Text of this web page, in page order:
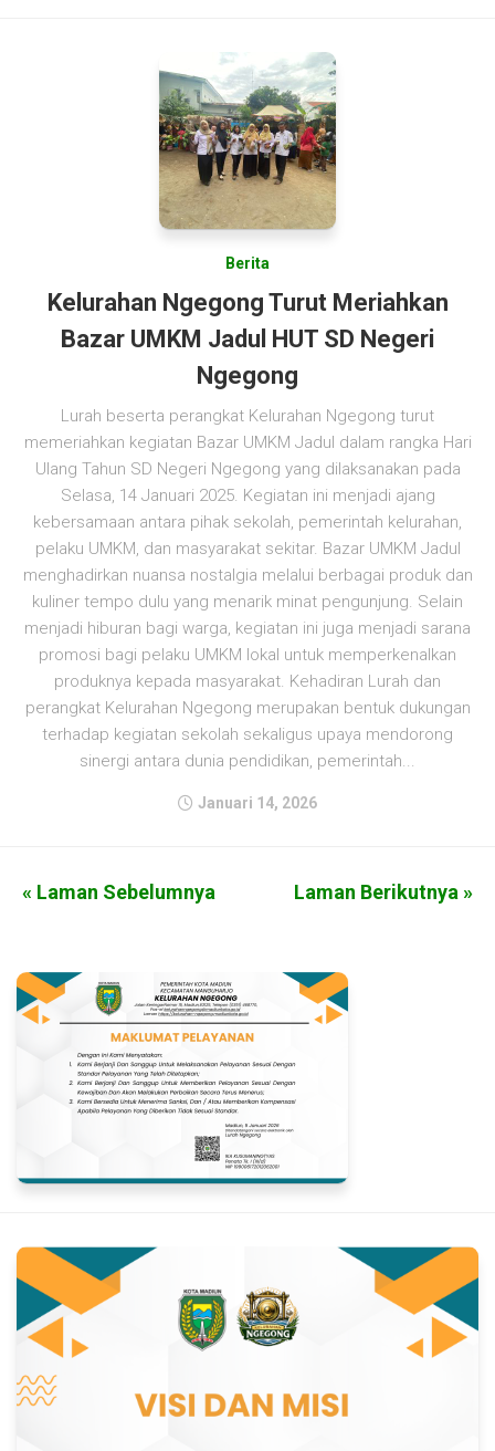
Berita
Kelurahan Ngegong Turut Meriahkan
Bazar UMKM Jadul HUT SD Negeri
Ngegong
Lurah beserta perangkat Kelurahan Ngegong turut
memeriahkan kegiatan Bazar UMKM Jadul dalam rangka Hari
Ulang Tahun SD Negeri Ngegong yang dilaksanakan pada
Selasa, 14 Januari 2025. Kegiatan ini menjadi ajang
kebersamaan antara pihak sekolah, pemerintah kelurahan,
pelaku UMKM, dan masyarakat sekitar. Bazar UMKM Jadul
menghadirkan nuansa nostalgia melalui berbagai produk dan
kuliner tempo dulu yang menarik minat pengunjung. Selain
menjadi hiburan bagi warga, kegiatan ini juga menjadi sarana
promosi bagi pelaku UMKM lokal untuk memperkenalkan
produknya kepada masyarakat. Kehadiran Lurah dan
perangkat Kelurahan Ngegong merupakan bentuk dukungan
terhadap kegiatan sekolah sekaligus upaya mendorong
sinergi antara dunia pendidikan, pemerintah...
Januari 14, 2026
« Laman Sebelumnya Laman Berikutnya »